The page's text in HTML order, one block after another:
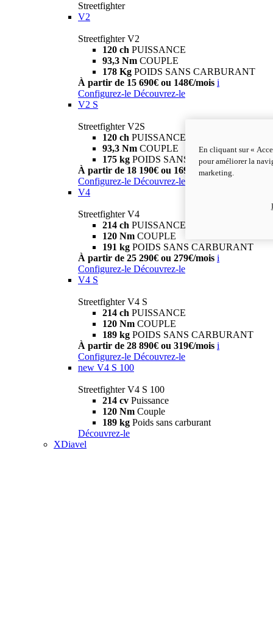
Streetfighter
V2
Streetfighter V2
120 ch PUISSANCE
93,3 Nm COUPLE
178 Kg POIDS SANS CARBURANT
À partir de 15 690€ ou 148€/mois i
Configurez-le Découvrez-le
V2 S
Streetfighter V2S
120 ch PUISSANCE
93,3 Nm COUPLE
175 kg POIDS SANS CARBURANT
À partir de 18 190€ ou 169€/mois i
Configurez-le Découvrez-le
V4
Streetfighter V4
214 ch PUISSANCE
120 Nm COUPLE
191 kg POIDS SANS CARBURANT
À partir de 25 290€ ou 279€/mois i
Configurez-le Découvrez-le
V4 S
Streetfighter V4 S
214 ch PUISSANCE
120 Nm COUPLE
189 kg POIDS SANS CARBURANT
À partir de 28 890€ ou 319€/mois i
Configurez-le Découvrez-le
new V4 S 100
Streetfighter V4 S 100
214 cv Puissance
120 Nm Couple
189 kg Poids sans carburant
Découvrez-le
XDiavel
En cliquant sur «
pour améliorer la
marketing.